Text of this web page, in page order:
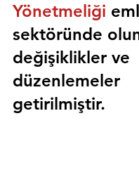
Yönetmeliği
sektöründe
değişiklikler ve
düzenlemeler
getirilmiştir.